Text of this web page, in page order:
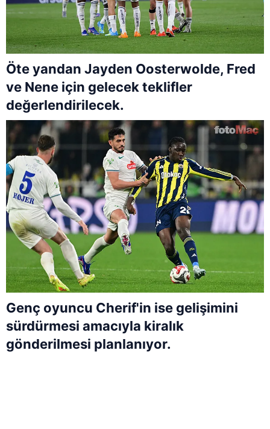
Öte yandan Jayden Oosterwolde, Fred
ve Nene için gelecek teklifler
değerlendirilecek.
Genç oyuncu Cherif'in ise gelişimini
sürdürmesi amacıyla kiralık
gönderilmesi planlanıyor.